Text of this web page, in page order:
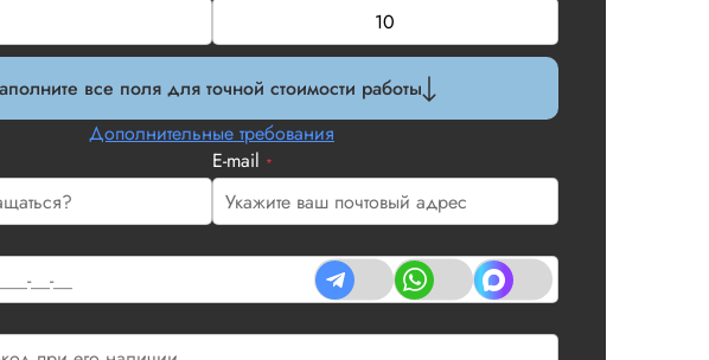
все поля для точной стоимости работы
Дополнительные требования
E-mail *
Илья П.